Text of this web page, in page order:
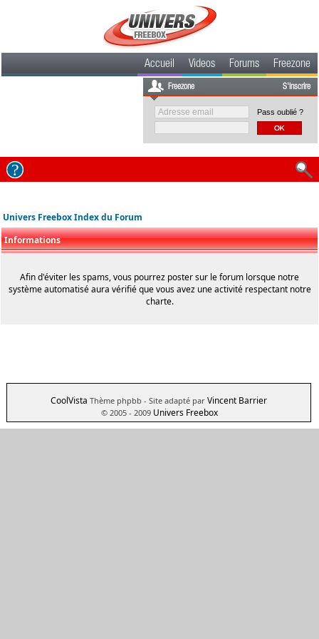
Accueil Videos Forums Freezone
Freezone S'inscrire
Pass oublié ?
Univers Freebox Index du Forum
Informations
Afin d'éviter les spams, vous pourrez poster sur le forum lorsque notre
système automatisé aura vérifié que vous avez une activité respectant notre
charte.
CoolVista Thème phpbb - Site adapté par Vincent Barrier
© 2005 - 2009 Univers Freebox